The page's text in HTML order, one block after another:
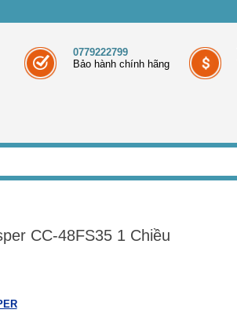
0779222799
Bảo hành chính hãng
CC-48FS35 1 Chiều